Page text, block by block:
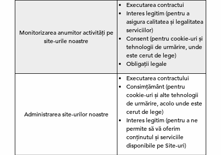
Monitorizarea anumitor activități pe
site-urile noastre
Executarea contractui
Interes legitim (pentru a
asigura calitatea și legalitatea
serviciilor)
Consent (pentru cookie-uri și
tehnologii de urmărire, unde
este cerut de lege)
Obligații legale
Administrarea site-urilor noastre
Executarea contractului
Consimțământ (pentru
cookie-uri și alte tehnologii
de urmărire, acolo unde este
cerut de lege)
Interes legitim (pentru a ne
permite să vă oferim
conținutul și serviciile
disponibile pe Site-uri)